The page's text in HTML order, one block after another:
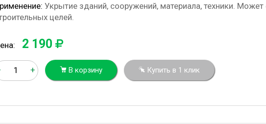
Укрытие зданий, сооружений, материала, техники. Может
целей.
2 190
+ В корзину Купить в 1 клик